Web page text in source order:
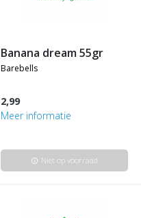
banana dream 55gr
barebells
2,99
Meer informatie
info Niet op voorraad